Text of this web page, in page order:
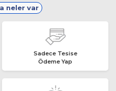
neler var
Sadece Tesise
Ödeme Yap